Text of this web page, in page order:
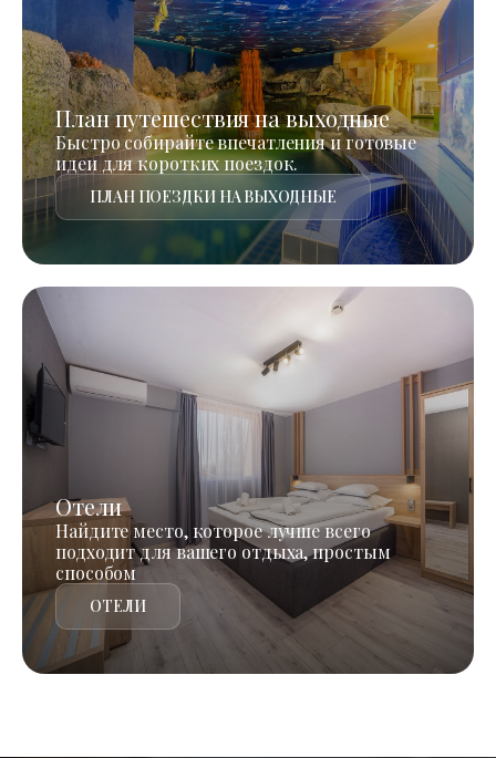
План путешествия на выходные
Быстро собирайте впечатления и готовые
идеи для коротких поездок.
ПЛАН ПОЕЗДКИ НА ВЫХОДНЫЕ
Отели
Найдите место, которое лучше всего
подходит для вашего отдыха, простым
способом
ОТЕЛИ